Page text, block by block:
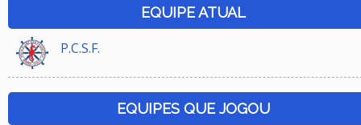
EQUIPE ATUAL
P.C.S.F.
EQUIPES QUE JOGOU